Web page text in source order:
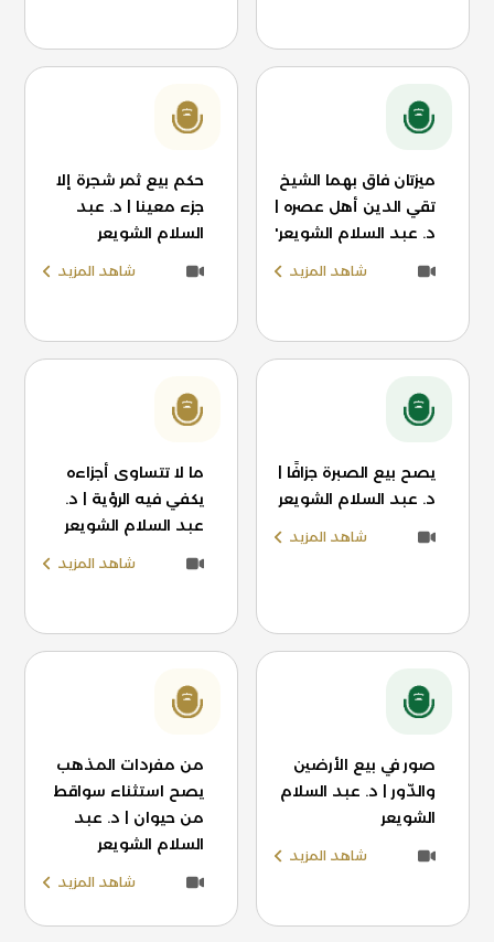
ميزتان فاق بهما الشيخ
تقي الدين أهل عصره |
د. عبد السلام الشويعر'
شاهد المزيد
حكم بيع ثمر شجرة إلا
جزء معينا | د. عبد
السلام الشويعر
شاهد المزيد
يصح بيع الصبرة جزافًا |
د. عبد السلام الشويعر
شاهد المزيد
ما لا تتساوى أجزاءه
يكفي فيه الرؤية | د.
عبد السلام الشويعر
شاهد المزيد
صور في بيع الأرضين
والدّور | د. عبد السلام
الشويعر
شاهد المزيد
من مفردات المذهب
يصح استثناء سواقط
من حيوان | د. عبد
السلام الشويعر
شاهد المزيد